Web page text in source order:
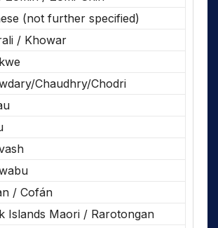
(not further specified)
/ Khowar
Chaudhry/Chodri
/ Cofán
Islands Maori / Rarotongan